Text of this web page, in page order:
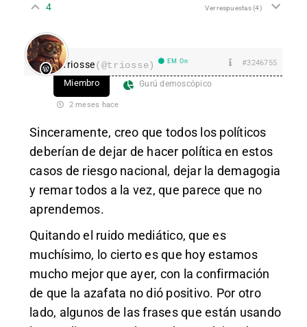
4 Ver respuestas(4)
Triosse(@triosse) EM On #3246755
Miembro Gurú demoscópico
2 meses hace
Sinceramente, creo que todos los políticos
deberían de dejar de hacer política en estos
casos de riesgo nacional, dejar la demagogia
y remar todos a la vez, que parece que no
aprendemos.
Quitando el ruido mediático, que es
muchísimo, lo cierto es que hoy estamos
mucho mejor que ayer, con la confirmación
de que la azafata no dió positivo. Por otro
lado, algunos de las frases que están usando